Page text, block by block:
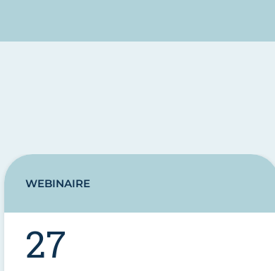
27
WEBINAIRE